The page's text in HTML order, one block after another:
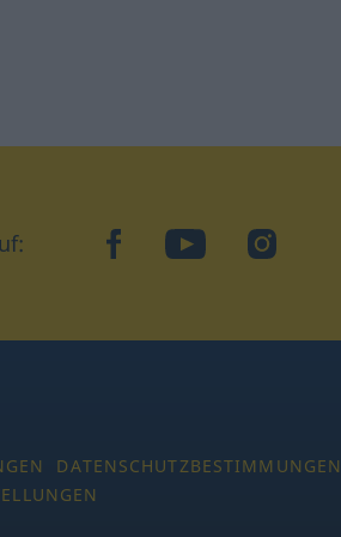
facebookYouTubeInstagram
DATENSCHUTZBESTIMMUNGEN